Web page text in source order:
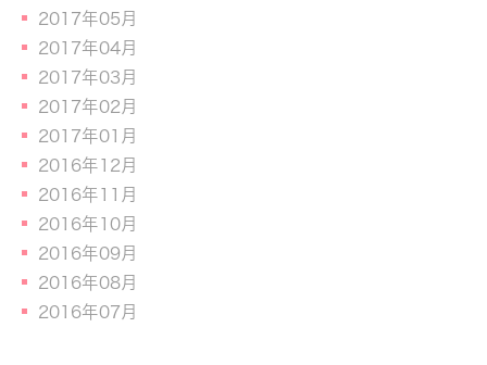
2017年05月
2017年04月
2017年03月
2017年02月
2017年01月
2016年12月
2016年11月
2016年10月
2016年09月
2016年08月
2016年07月